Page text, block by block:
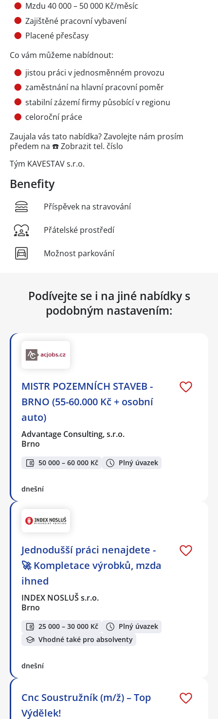
Mzdu 40 000 – 50 000 Kč/měsíc
Zajištěné pracovní vybavení
Placené přesčasy
Co vám můžeme nabídnout:
jistou práci v jednosměnném provozu
zaměstnání na hlavní pracovní poměr
stabilní zázemí firmy působící v regionu
celoroční práce
Zaujala vás tato nabídka? Zavolejte nám prosím
předem na ☎️Zobrazit tel. číslo
Tým KAVESTAV s.r.o.
Benefity
Příspěvek na stravování
Přátelské prostředí
Možnost parkování
Podívejte se i na jiné nabídky s
podobným nastavením:
MISTR POZEMNÍCH STAVEB -
BRNO (55-60.000 Kč + osobní
auto)
Advantage Consulting, s.r.o.
Brno
50 000 – 60 000 Kč Plný úvazek
dnešní
Jednodušší práci nenajdete -
🚀 Kompletace výrobků, mzda
ihned
INDEX NOSLUŠ s.r.o.
Brno
25 000 – 30 000 Kč
Plný úvazek
Vhodné také pro absolventy
dnešní
Cnc Soustružník (m/ž) – Top
Výdělek!